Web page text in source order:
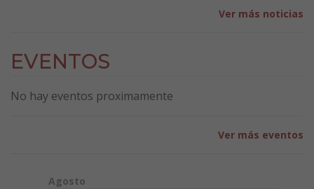
Ver más noticias
EVENTOS
No hay eventos proximamente
Ver más eventos
Agosto